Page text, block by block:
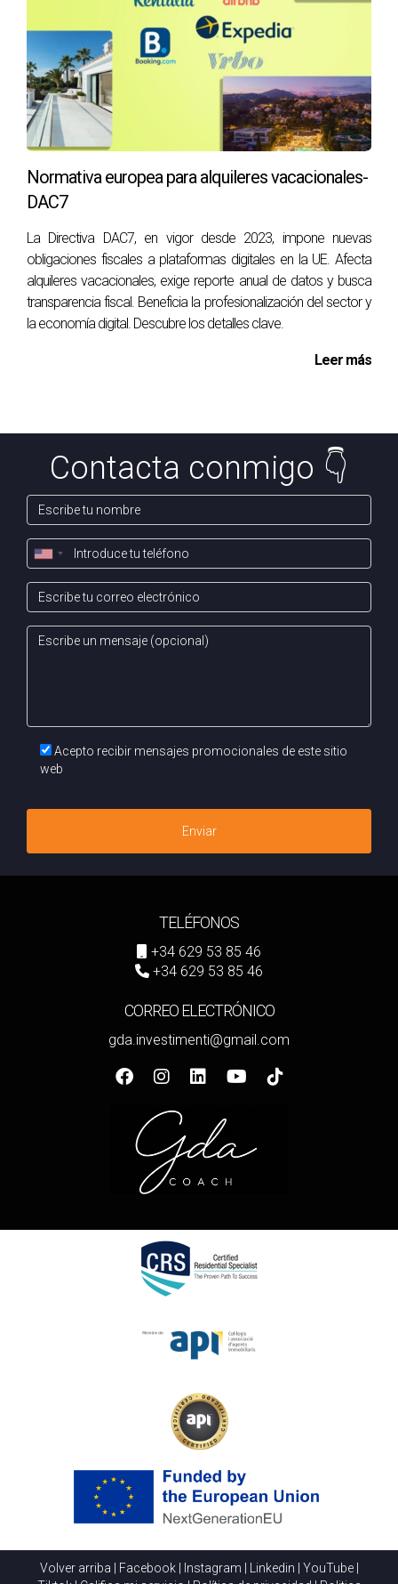
Normativa europea para alquileres vacacionales-
DAC7
La Directiva DAC7, en vigor desde 2023, impone nuevas
obligaciones fiscales a plataformas digitales en la UE. Afecta
alquileres vacacionales, exige reporte anual de datos y busca
transparencia fiscal. Beneficia la profesionalización del sector y
la economía digital. Descubre los detalles clave.
Leer más
Contacta conmigo 👇
Acepto recibir mensajes promocionales de este sitio
web
Enviar
TELÉFONOS
+34 629 53 85 46
+34 629 53 85 46
CORREO ELECTRÓNICO
gda.investimenti@gmail.com
Volver arriba Facebook| Instagram Linkedin YouTube|